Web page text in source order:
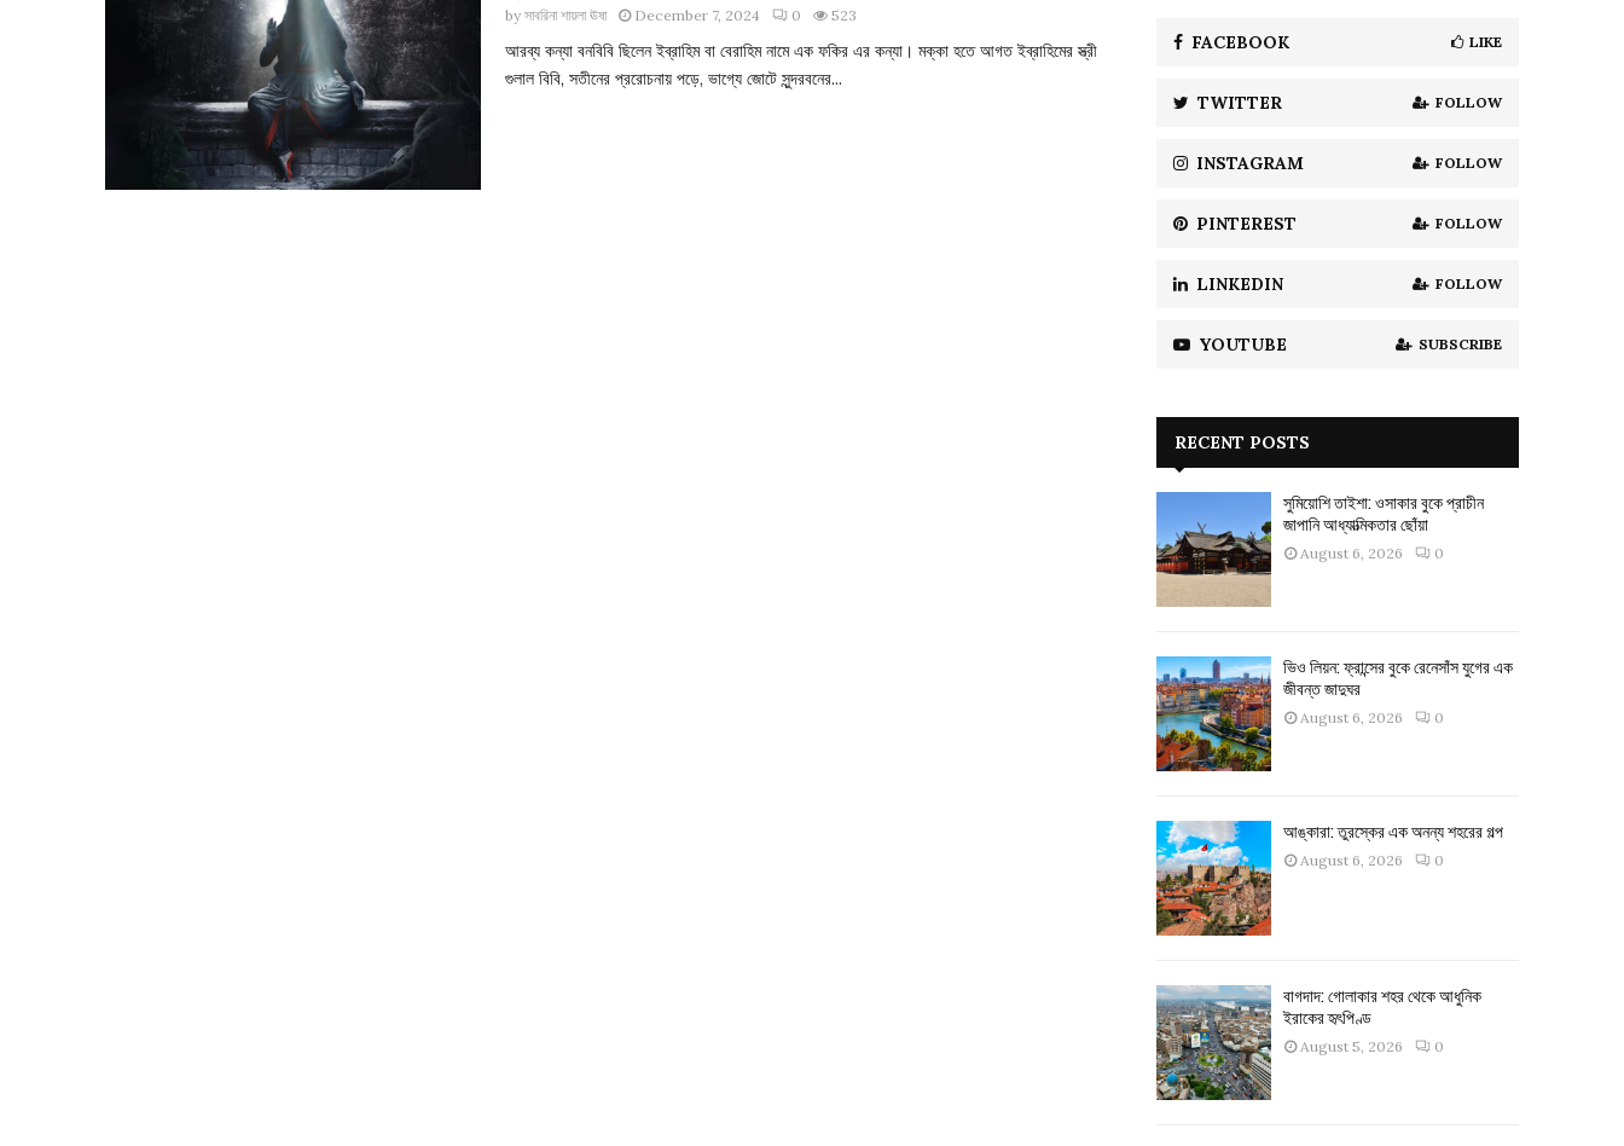
byসাবরিনা শায়লা ঊষা December 7, 2024 0 523
আরব্য কন্যা বনবিবি ছিলেন ইব্রাহিম বা বেরাহিম নামে এক ফকির এর কন্যা। মক্কা হতে আগত ইব্রাহিমের স্ত্রী
গুলাল বিবি, সতীনের প্ররোচনায় পড়ে, ভাগ্যে জোটে সুন্দরবনের...
C
H
FACEBOOK LIKE
TWITTER FOLLOW
INSTAGRAM FOLLOW
PINTEREST FOLLOW
LINKEDIN FOLLOW
YOUTUBE SUBSCRIBE
RECENT POSTS
সুমিয়োশি তাইশা: ওসাকার বুকে প্রাচীন
জাপানি আধ্যাত্মিকতার ছোঁয়া
August 6, 2026 0
ভিও লিয়ন: ফ্রান্সের বুকে রেনেসাঁস যুগের এক
জীবন্ত জাদুঘর
August 6, 2026 0
আঙ্কারা: তুরস্কের এক অনন্য শহরের গল্প
August 6, 2026 0
বাগদাদ: গোলাকার শহর থেকে আধুনিক
ইরাকের হৃৎপিণ্ড
August 5, 2026 0